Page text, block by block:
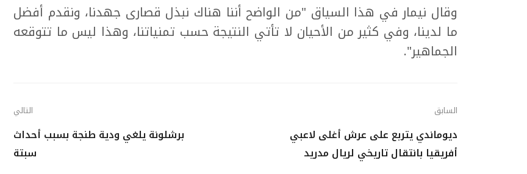
وقال نيمار في هذا السياق "من الواضح أننا هناك نبذل قصارى جهدنا، ونقدم أفضل
ما لدينا، وفي كثير من الأحيان لا تأتي النتيجة حسب تمنياتنا، وهذا ليس ما تتوقعه
الجماهير".
السابق
ديوماندي يتربع على عرش أغلى لاعبي
أفريقيا بانتقال تاريخي لريال مدريد
التالي
برشلونة يلغي ودية طنجة بسبب أحداث
سبتة